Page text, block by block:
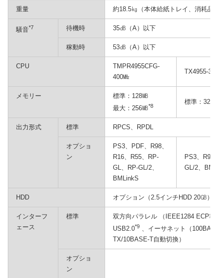
重量 約18.5㎏（本体給紙トレイ、消耗品
騒音*7 待機時 35㏈（A）以下
稼動時 53㏈（A）以下
CPU
TMPR4955CFG-
400㎒
TX4955-
メモリー
標準：128㎆
最大：256㎆*8
標準：32
出力形式 標準 RPCS、RPDL
オプショ
ン
PS3、PDF、R98、
R16、R55、RP-
GL、RP-GL/2、
BMLinkS
PS3、R98
GL/2、
HDD オプション（2.5インチHDD 20㎇）
インターフ
ェース
標準
双方向パラレル （IEEE1284 ECP準
USB2.0*9 、イーサネット（
TX/10BASE-T自動切換）
オプショ
ン